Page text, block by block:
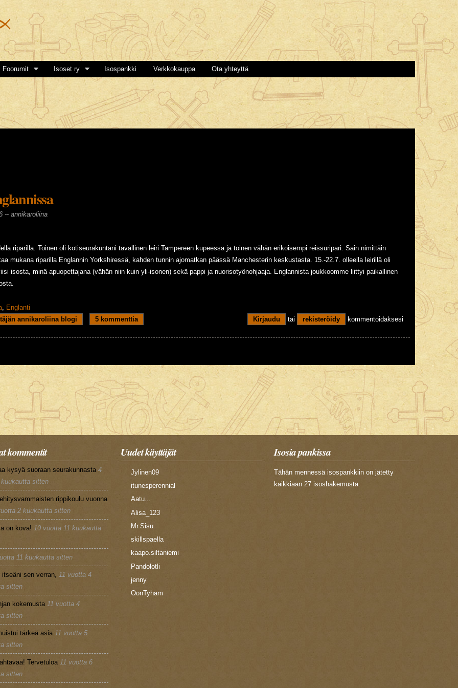
Hyppää
pääsisältöön
Foorumit Isoset ry Isospankki Verkkokauppa Ota yhteyttä
-- annikaroliina
riparilla. Toinen oli kotiseurakuntani tavallinen leiri Tampereen kupeessa ja toinen vähän erikoisempi reissuripari. Sain nimittäin
mukana riparilla Englannin Yorkshiressä, kahden tunnin ajomatkan päässä Manchesterin keskustasta. 15.-22.7. olleella leirillä oli
isosta, minä apuopettajana (vähän niin kuin yli-isonen) sekä pappi ja nuorisotyönohjaaja. Englannista joukkoomme liittyi paikallinen
Englanti
Englannissa
annikaroliina blogi 5 kommenttia Kirjaudu tai rekisteröidy kommentoidaksesi
kommentit
kysyä suoraan seurakunnasta 4
sitten
rippikoulu vuonna
2 kuukautta sitten
on kova! 10 vuotta 11 kuukautta
11 kuukautta sitten
sen verran, 11 vuotta 4
sitten
kokemusta 11 vuotta 4
sitten
tärkeä asia 11 vuotta 5
sitten
Tervetuloa 11 vuotta 6
sitten
Uudet käyttäjät
Jylinen09
itunesperennial
Aatu...
Alisa_123
Mr.Sisu
skillspaella
kaapo.siltaniemi
Pandolotli
jenny
OonTyham
Isosia pankissa
Tähän mennessä isospankkiin on jätetty
kaikkiaan 27 isoshakemusta.